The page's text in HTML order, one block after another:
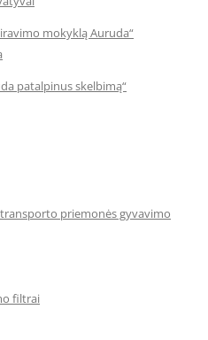
mokyklą Auruda“
patalpinus skelbimą“
priemonės gyvavimo
filtrai